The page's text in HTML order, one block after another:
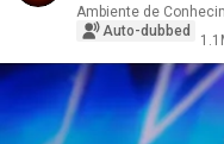
Ambiente de
Auto-dubbed